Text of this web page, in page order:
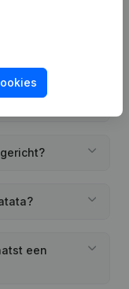
Batata?
een